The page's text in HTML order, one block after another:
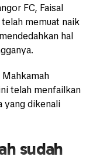
FC, Faisal
memuat naik
hal
telah menfailkan
yang dikenali
sudah